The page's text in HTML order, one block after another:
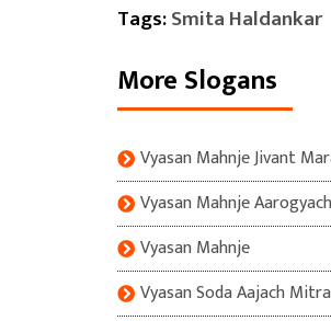
Tags:Smita Haldankar
More Slogans
Vyasan Mahnje Jivant
Vyasan Mahnje
Vyasan Mahnje
Vyasan Soda Aajach Mitra